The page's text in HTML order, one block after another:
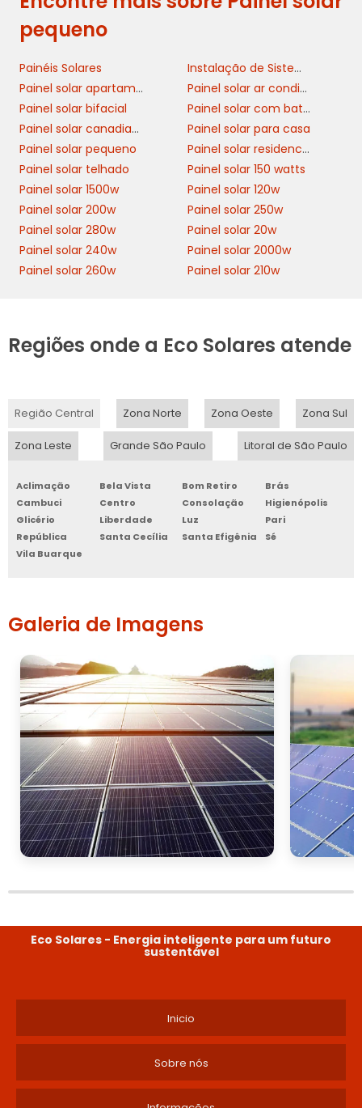
pequeno
Painéis Solares
Instalação de Sistemas de Energia Solar
Painel solar apartamento
Painel solar ar condicionado
Painel solar bifacial
Painel solar com bateria
Painel solar canadian 550w
Painel solar para casa
Painel solar pequeno
Painel solar residencial
Painel solar telhado
Painel solar 150 watts
Painel solar 1500w
Painel solar 120w
Painel solar 200w
Painel solar 250w
Painel solar 280w
Painel solar 20w
Painel solar 240w
Painel solar 2000w
Painel solar 260w
Painel solar 210w
Regiões onde a Eco Solares atende
Região Central Zona Norte Zona Oeste Zona Sul
Zona Leste Grande São Paulo Litoral de São Paulo
Aclimação Bela Vista Bom Retiro
Brás
Cambuci
Centro Consolação
Higienópolis
Glicério
Liberdade Luz
Pari
República
Santa Cecília Santa Efigênia
Sé
Vila Buarque
Galeria de Imagens
Eco Solares - Energia inteligente para um futuro
sustentável
Inicio
Sobre nós